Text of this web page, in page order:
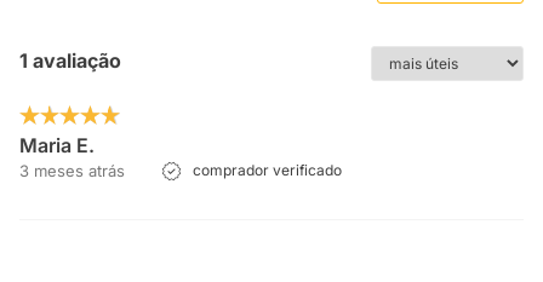
1 avaliação
Maria E.
3 meses atrás comprador verificado